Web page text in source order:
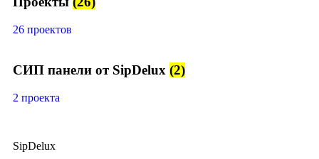
26 проектов
СИП панели от SipDelux (2)
2 проекта
SipDelux